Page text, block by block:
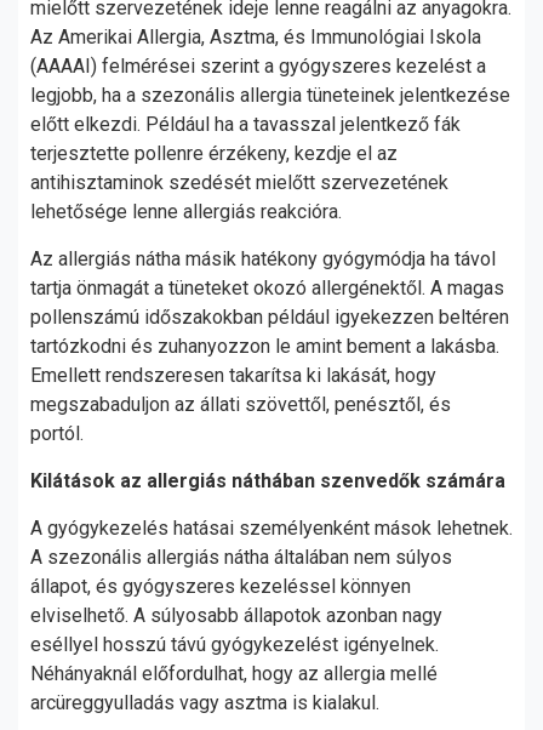
mielőtt szervezetének ideje lenne reagálni az anyagokra.
Az Amerikai Allergia, Asztma, és Immunológiai Iskola
(AAAAI) felmérései szerint a gyógyszeres kezelést a
legjobb, ha a szezonális allergia tüneteinek jelentkezése
előtt elkezdi. Például ha a tavasszal jelentkező fák
terjesztette pollenre érzékeny, kezdje el az
antihisztaminok szedését mielőtt szervezetének
lehetősége lenne allergiás reakcióra.
Az allergiás nátha másik hatékony gyógymódja ha távol
tartja önmagát a tüneteket okozó allergénektől. A magas
pollenszámú időszakokban például igyekezzen beltéren
tartózkodni és zuhanyozzon le amint bement a lakásba.
Emellett rendszeresen takarítsa ki lakását, hogy
megszabaduljon az állati szövettől, penésztől, és
portól.
Kilátások az allergiás náthában szenvedők számára
A gyógykezelés hatásai személyenként mások lehetnek.
A szezonális allergiás nátha általában nem súlyos
állapot, és gyógyszeres kezeléssel könnyen
elviselhető. A súlyosabb állapotok azonban nagy
eséllyel hosszú távú gyógykezelést igényelnek.
Néhányaknál előfordulhat, hogy az allergia mellé
arcüreggyulladás vagy asztma is kialakul.